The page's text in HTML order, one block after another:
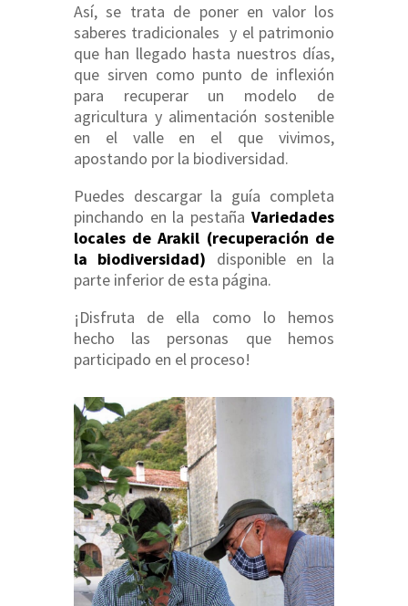
Así, se trata de poner en valor los
saberes tradicionales y el patrimonio
que han llegado hasta nuestros días,
que sirven como punto de inflexión
para recuperar un modelo de
agricultura y alimentación sostenible
en el valle en el que vivimos,
apostando por la biodiversidad.
Puedes descargar la guía completa
pinchando en la pestañaVariedades
locales de Arakil (recuperación de
la biodiversidad) disponible en la
parte inferior de esta página.
¡Disfruta de ella como lo hemos
hecho las personas que hemos
participado en el proceso!